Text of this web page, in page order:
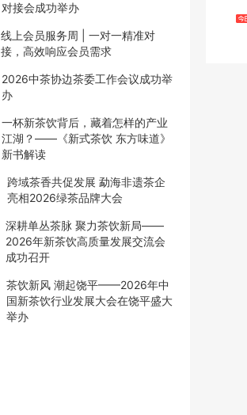
对接会成功举办
线上会员服务周 | 一对一精准对
接，高效响应会员需求
2026中茶协边茶委工作会议成功举
办
一杯新茶饮背后，藏着怎样的产业
江湖？——《新式茶饮 东方味道》
新书解读
跨域茶香共促发展 勐海非遗茶企
亮相2026绿茶品牌大会
深耕单丛茶脉 聚力茶饮新局——
2026年新茶饮高质量发展交流会
成功召开
茶饮新风 潮起饶平——2026年中
国新茶饮行业发展大会在饶平盛大
举办